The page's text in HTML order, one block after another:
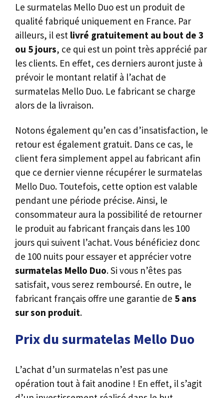
Le surmatelas Mello Duo est un produit de
qualité fabriqué uniquement en France. Par
ailleurs, il est livré gratuitement au bout de 3
ou 5 jours, ce qui est un point très apprécié par
les clients. En effet, ces derniers auront juste à
prévoir le montant relatif à l’achat de
surmatelas Mello Duo. Le fabricant se charge
alors de la livraison.
Notons également qu’en cas d’insatisfaction, le
retour est également gratuit. Dans ce cas, le
client fera simplement appel au fabricant afin
que ce dernier vienne récupérer le surmatelas
Mello Duo. Toutefois, cette option est valable
pendant une période précise. Ainsi, le
consommateur aura la possibilité de retourner
le produit au fabricant français dans les 100
jours qui suivent l’achat. Vous bénéficiez donc
de 100 nuits pour essayer et apprécier votre
surmatelas Mello Duo. Si vous n’êtes pas
satisfait, vous serez remboursé. En outre, le
fabricant français offre une garantie de 5 ans
sur son produit.
Prix du surmatelas Mello Duo
L’achat d’un surmatelas n’est pas une
opération tout à fait anodine ! En effet, il s’agit